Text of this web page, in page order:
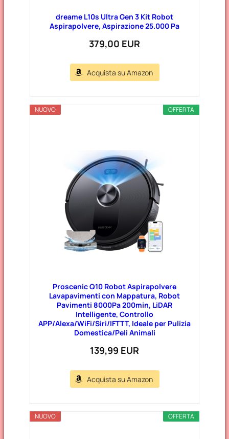
dreame L10s Ultra Gen 3 Kit Robot
Aspirapolvere, Aspirazione 25.000 Pa
379,00 EUR
Acquista su Amazon
OFFERTA
NUOVO
Proscenic Q10 Robot Aspirapolvere
Lavapavimenti con Mappatura, Robot
Pavimenti 8000Pa 200min, LiDAR
Intelligente, Controllo
APP/Alexa/WiFi/Siri/IFTTT, Ideale per Pulizia
Domestica/Peli Animali
139,99 EUR
Acquista su Amazon
OFFERTA
NUOVO